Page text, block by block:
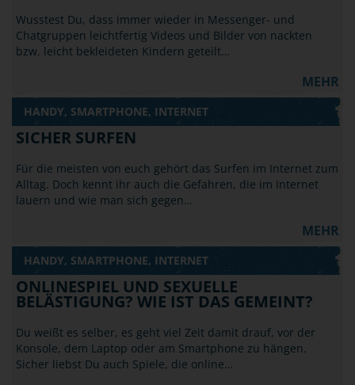
Wusstest Du, dass immer wieder in Messenger- und
Chatgruppen leichtfertig Videos und Bilder von nackten
bzw. leicht bekleideten Kindern geteilt…
MEHR
HANDY, SMARTPHONE, INTERNET
SICHER SURFEN
Für die meisten von euch gehört das Surfen im Internet zum
Alltag. Doch kennt ihr auch die Gefahren, die im Internet
lauern und wie man sich gegen…
MEHR
HANDY, SMARTPHONE, INTERNET
ONLINESPIEL UND SEXUELLE
BELÄSTIGUNG? WIE IST DAS GEMEINT?
Du weißt es selber, es geht viel Zeit damit drauf, vor der
Konsole, dem Laptop oder am Smartphone zu hängen.
Sicher liebst Du auch Spiele, die online…